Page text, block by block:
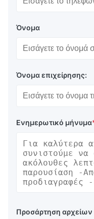
Όνομα
Όνομα επιχείρησης:
Ενημερωτικό μήνυμα
Προσάρτηση αρχείων